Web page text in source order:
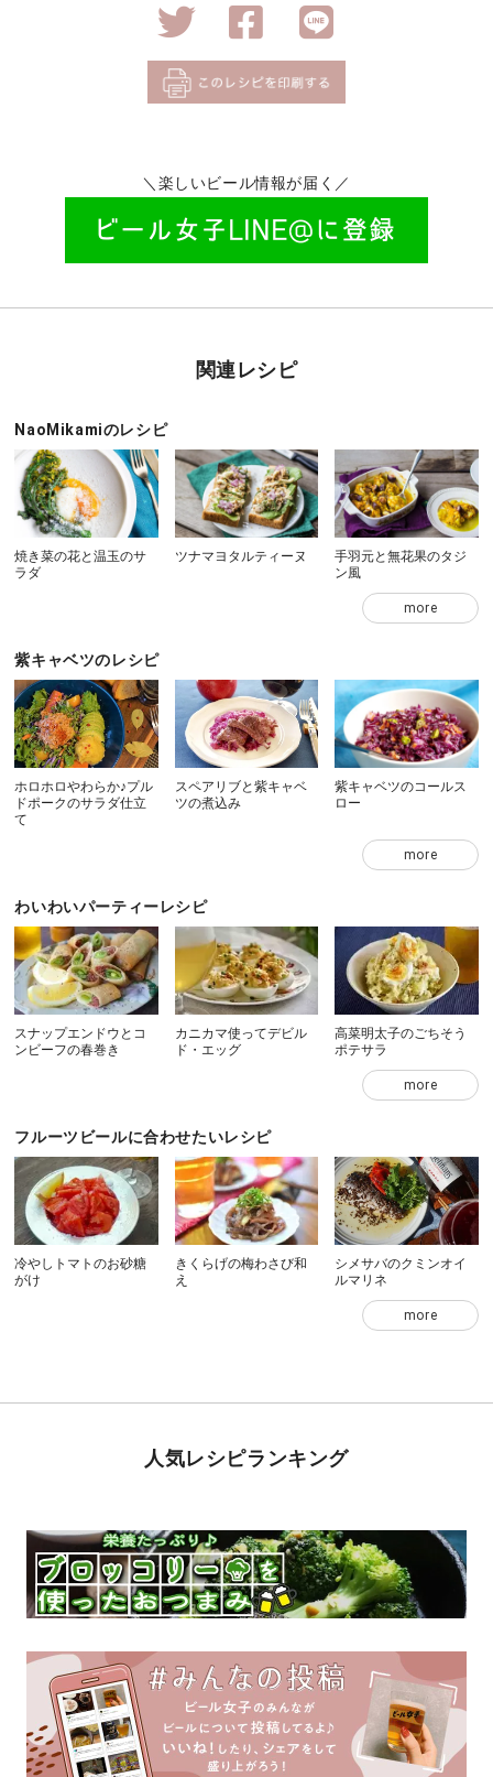
＼楽しいビール情報が届く／
関連レシピ
NaoMikamiのレシピ
焼き菜の花と温玉のサ
ラダ
ツナマヨタルティーヌ
手羽元と無花果のタジ
ン風
more
紫キャベツのレシピ
ホロホロやわらか♪プル
ドポークのサラダ仕立
て
スペアリブと紫キャベ
ツの煮込み
紫キャベツのコールス
ロー
more
わいわいパーティーレシピ
スナップエンドウとコ
ンビーフの春巻き
カニカマ使ってデビル
ド・エッグ
高菜明太子のごちそう
ポテサラ
more
フルーツビールに合わせたいレシピ
冷やしトマトのお砂糖
がけ
きくらげの梅わさび和
え
シメサバのクミンオイ
ルマリネ
more
人気レシピランキング